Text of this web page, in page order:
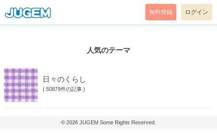
無料登録 ログイン
人気のテーマ
日々のくらし
( 50879件の記事 )
© 2026 JUGEM Some Rights Reserved.